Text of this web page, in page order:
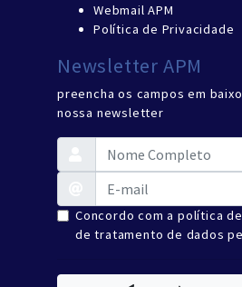
Webmail APM
Política de Privacidade
Newsletter APM
preencha os campos em
nossa newsletter
Concordo com a política
de tratamento de dados